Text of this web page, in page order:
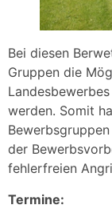
Bei diesen
Gruppen die
werden. Somit
der
fehlerfreien
Termine: